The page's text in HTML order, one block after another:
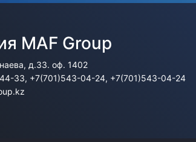
MAF Group
д.33. оф. 1402
33, +7(701)543-04-24, +7(701)543-04-24